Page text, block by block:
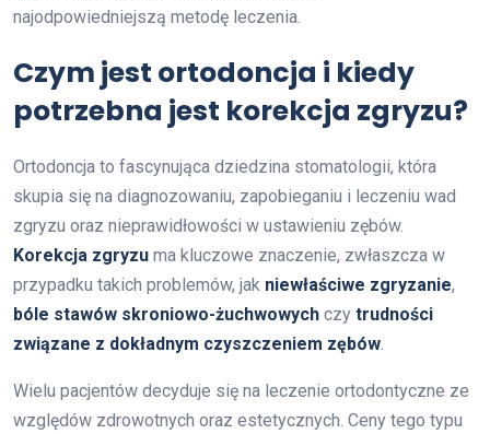
najodpowiedniejszą metodę leczenia.
Czym jest ortodoncja i kiedy
potrzebna jest korekcja zgryzu?
Ortodoncja to fascynująca dziedzina stomatologii, która
skupia się na diagnozowaniu, zapobieganiu i leczeniu wad
zgryzu oraz nieprawidłowości w ustawieniu zębów.
Korekcja zgryzu ma kluczowe znaczenie, zwłaszcza w
przypadku takich problemów, jak niewłaściwe zgryzanie,
bóle stawów skroniowo-żuchwowych czy trudności
związane z dokładnym czyszczeniem zębów.
Wielu pacjentów decyduje się na leczenie ortodontyczne ze
względów zdrowotnych oraz estetycznych. Ceny tego typu